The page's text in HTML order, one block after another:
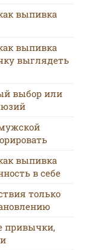
выпивка
выпивка
выглядеть
выбор или
выпивка
в себе
только
привычки,